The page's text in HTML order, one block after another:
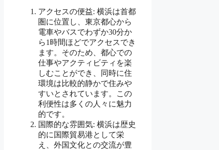
アクセスの便益: 横浜は首都
圏に位置し、東京都心から
電車やバスでわずか30分か
ら1時間ほどでアクセスでき
ます。そのため、都心での
仕事やアクティビティを楽
しむことができ、同時に住
環境は比較的静かで住みや
すいとされています。この
利便性は多くの人々に魅力
的です。
国際的な雰囲気: 横浜は歴史
的に国際貿易港として栄
え、外国文化との交流が豊